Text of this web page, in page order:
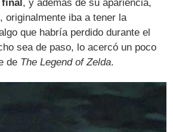
, y además de su apariencia,
originalmente iba a tener la
que habría perdido durante el
sea de paso, lo acercó un poco
de The Legend of Zelda.